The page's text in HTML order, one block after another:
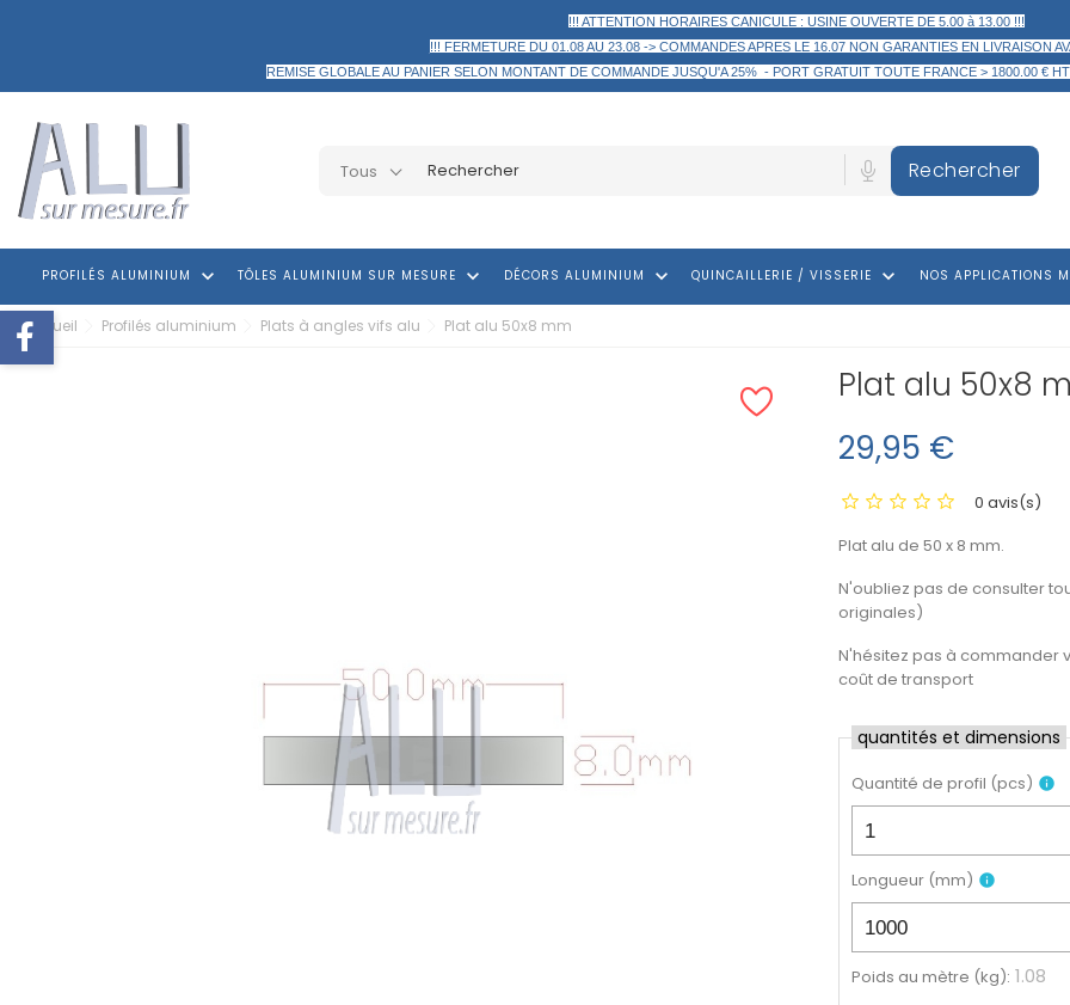
!!! ATTENTION HORAIRES CANICULE : USINE OUVERTE DE 5.00 à 13.00 !!!
!!! FERMETURE DU 01.08 AU 23.08 -> COMMANDES APRES LE 16.07 NON GARANTIES EN LIVRAISON
REMISE GLOBALE AU PANIER SELON MONTANT DE COMMANDE JUSQU'A 25% - PORT GRATUIT TOUTE FRANCE > 1800.00 €
Tous Rechercher
PROFILÉS ALUMINIUM keyboard_arrow_down TÔLES ALUMINIUM SUR MESURE keyboard_arrow_down DÉCORS ALUMINIUM keyboard_arrow_down QUINCAILLERIE / VISSERIE keyboard_arrow_down NOS APPLICATIONS
Accueil Profilés aluminium Plats à angles vifs alu Plat alu 50x8 mm
Plat alu 50x8
29,95 €
0 avis(s)
Plat alu de 50 x 8 mm.
N'oubliez pas de consulter
originales)
N'hésitez pas à commander
coût de transport
quantités et dimensions
Quantité de profil (pcs) info
Longueur (mm) info
Poids au mètre (kg): 1.08